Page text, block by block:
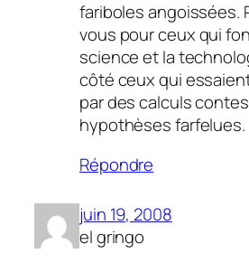
fariboles angoissées.
vous pour ceux qui
science et la
côté ceux qui
par des calculs
hypothèses farfelues.
Répondre
juin 19, 2008
el gringo